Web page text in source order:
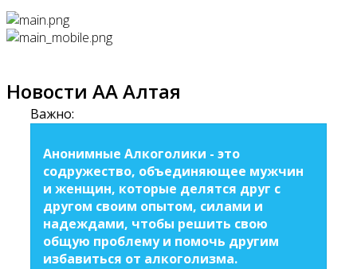
Новости АА Алтая
Важно:
Анонимные Алкоголики - это
содружество, объединяющее мужчин
и женщин, которые делятся друг с
другом своим опытом, силами и
надеждами, чтобы решить свою
общую проблему и помочь другим
избавиться от алкоголизма.